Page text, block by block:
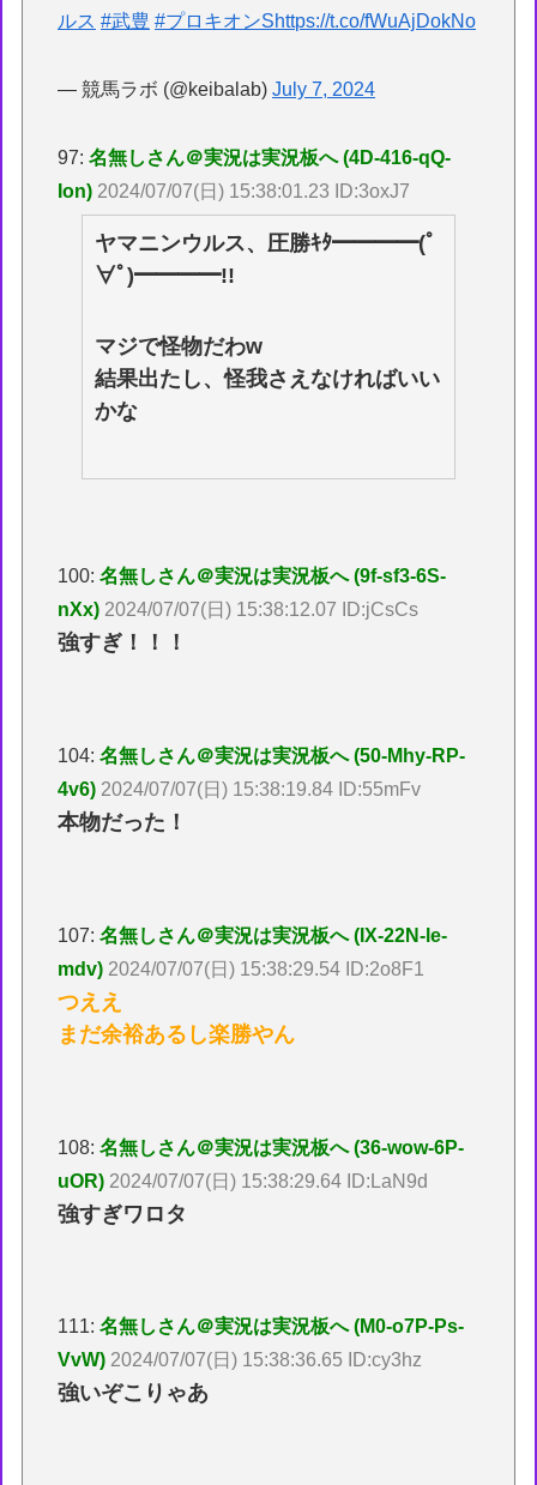
ルス #武豊 #プロキオンShttps://t.co/fWuAjDokNo
— 競馬ラボ (@keibalab)July 7, 2024
97:名無しさん＠実況は実況板へ (4D-416-qQ-
Ion) 2024/07/07(日) 15:38:01.23 ID:3oxJ7
ヤマニンウルス、圧勝ｷﾀ━━━━(ﾟ
∀ﾟ)━━━━!!
マジで怪物だわw
結果出たし、怪我さえなければいい
かな
100:名無しさん＠実況は実況板へ (9f-sf3-6S-
nXx) 2024/07/07(日) 15:38:12.07 ID:jCsCs
強すぎ！！！
104:名無しさん＠実況は実況板へ (50-Mhy-RP-
4v6) 2024/07/07(日) 15:38:19.84 ID:55mFv
本物だった！
107:名無しさん＠実況は実況板へ (IX-22N-le-
mdv) 2024/07/07(日) 15:38:29.54 ID:2o8F1
つええ
まだ余裕あるし楽勝やん
108:名無しさん＠実況は実況板へ (36-wow-6P-
uOR) 2024/07/07(日) 15:38:29.64 ID:LaN9d
強すぎワロタ
111:名無しさん＠実況は実況板へ (M0-o7P-Ps-
VvW) 2024/07/07(日) 15:38:36.65 ID:cy3hz
強いぞこりゃあ